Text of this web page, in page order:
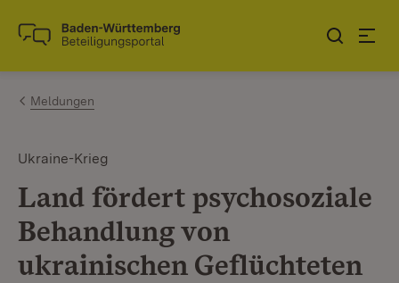
Zum Inhalt springen
Link zur Startseite
Meldungen
Ukraine-Krieg
Land fördert psychosoziale
Behandlung von
ukrainischen Geflüchteten